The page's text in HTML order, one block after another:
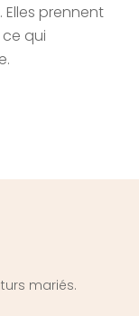
prennent
qui
mariés.